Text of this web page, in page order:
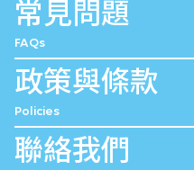
常見問題
FAQs
政策與條款
Policies
聯絡我們